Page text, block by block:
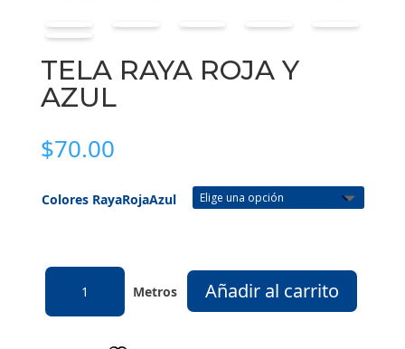
TELA RAYA ROJA Y
AZUL
$70.00
Colores RayaRojaAzul
TELA
ROJA
Añadir al carrito